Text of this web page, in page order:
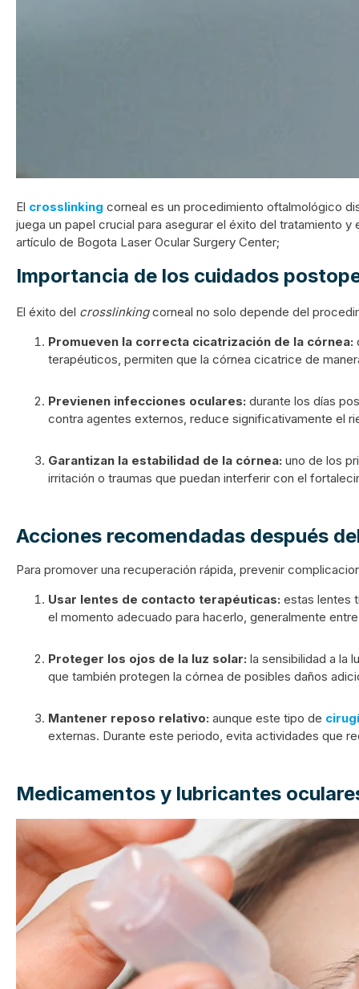
El crosslinking corneal es un procedimiento oftalmológico
juega un papel crucial para asegurar el éxito del tratamiento
artículo de Bogota Laser Ocular Surgery Center;
Importancia de los cuidados
El éxito del crosslinkingcorneal no solo depende del
Promueven la correcta cicatrización de la córnea:
terapéuticos, permiten que la córnea cicatrice de
Previenen infecciones oculares: durante los días
contra agentes externos, reduce significativamente el
Garantizan la estabilidad de la córnea: uno de los
irritación o traumas que puedan interferir con el
Acciones recomendadas después
Para promover una recuperación rápida, prevenir
Usar lentes de contacto terapéuticas: estas lentes
el momento adecuado para hacerlo, generalmente
Proteger los ojos de la luz solar: la sensibilidad a la
que también protegen la córnea de posibles daños
Mantener reposo relativo: aunque este tipo de
externas. Durante este periodo, evita actividades que
Medicamentos y lubricantes